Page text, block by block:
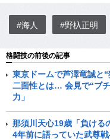
#海人 #野杁正明
格闘技の前後の記事
東京ドームで芦澤竜誠と
二面性とは… 会見で“ブ
力」
那須川天心19歳「負ける
4年前に語っていた武尊